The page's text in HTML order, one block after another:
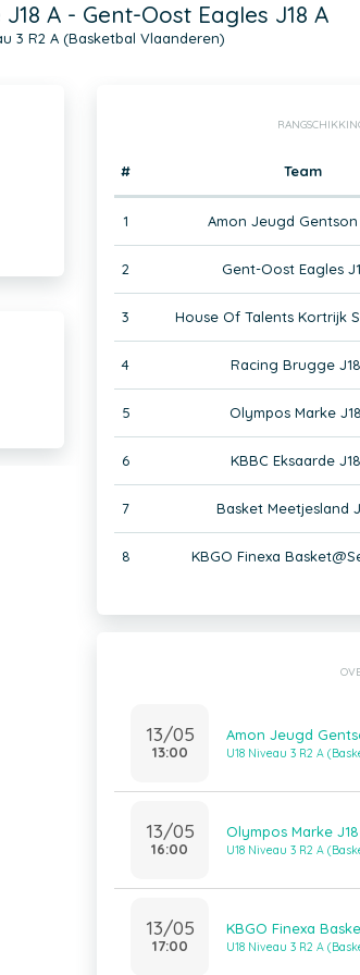
A - Gent-Oost Eagles J18 A
3 R2 A (Basketbal Vlaanderen)
# Team
1 Amon Jeugd Gentson
2 Gent-Oost Eagles
3 House Of Talents Kortrijk
4 Racing Brugge
5 Olympos Marke
6 KBBC Eksaarde
7 Basket Meetjesland
8 KBGO Finexa
13/05
13:00
Amon Jeugd
U18 Niveau 3 R2 A
13/05
16:00
Olympos Marke
U18 Niveau 3 R2 A
13/05
17:00
KBGO Finexa
U18 Niveau 3 R2 A